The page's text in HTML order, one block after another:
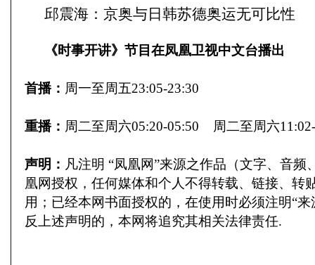
邱震海：京奥与日韩苏德奥运无可比性
《时事开讲》节目在凤凰卫视中文台播出
首播： 周一至周五23:05-23:30
重播： 周二至周六05:20-05:50 周二至周六
声明： 凡注明 “凤凰网”来源之作品（文字、音频
凰网授权，任何媒体和个人不得转载、链接、转
用；已经本网书面授权的，在使用时必须注明“
反上述声明的，本网将追究其相关法律责任.